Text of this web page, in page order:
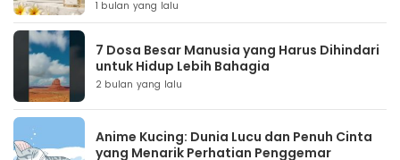
1 bulan yang lalu
7 Dosa Besar Manusia yang Harus Dihindari
untuk Hidup Lebih Bahagia
2 bulan yang lalu
Anime Kucing: Dunia Lucu dan Penuh Cinta
yang Menarik Perhatian Penggemar